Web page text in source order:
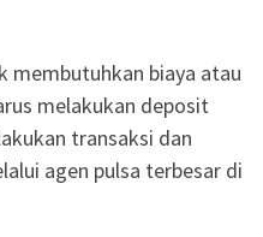
membutuhkan biaya atau
melakukan deposit
transaksi dan
agen pulsa terbesar di